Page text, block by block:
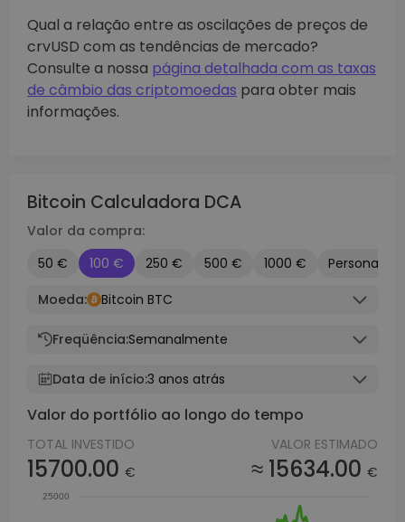
Qual a relação entre as oscilações de preços de
crvUSD com as tendências de mercado?
Consulte a nossa página detalhada com as taxas
de câmbio das criptomoedas para obter mais
informações.
Bitcoin Calculadora DCA
Valor da compra:
50 €
100 € 250 € 500 € 1000 €
Moeda:
Bitcoin BTC
Freqüência:Semanalmente
Data de início:3 anos atrás
Valor do portfólio ao longo do tempo
TOTAL INVESTIDO
15700.00 €
VALOR ESTIMADO
≈ 15634.00 €
25000